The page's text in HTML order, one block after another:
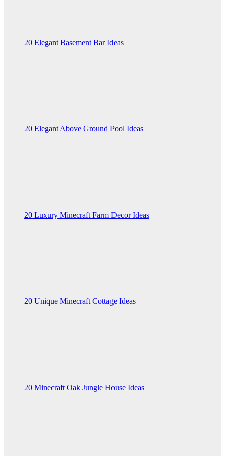
20 Elegant Basement Bar Ideas
20 Elegant Above Ground Pool Ideas
20 Luxury Minecraft Farm Decor Ideas
20 Unique Minecraft Cottage Ideas
20 Minecraft Oak Jungle House Ideas